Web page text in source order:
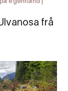
egenhånd |
frå